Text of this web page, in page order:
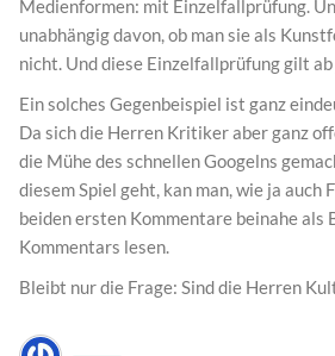
Medienformen: mit Einzelfallprüfung.
unabhängig davon, ob man sie als
nicht. Und diese Einzelfallprüfung gilt
Ein solches Gegenbeispiel ist ganz
Da sich die Herren Kritiker aber ganz
die Mühe des schnellen Googelns
diesem Spiel geht, kan man, wie ja auch
beiden ersten Kommentare beinahe als
Kommentars lesen.
Bleibt nur die Frage: Sind die Herren